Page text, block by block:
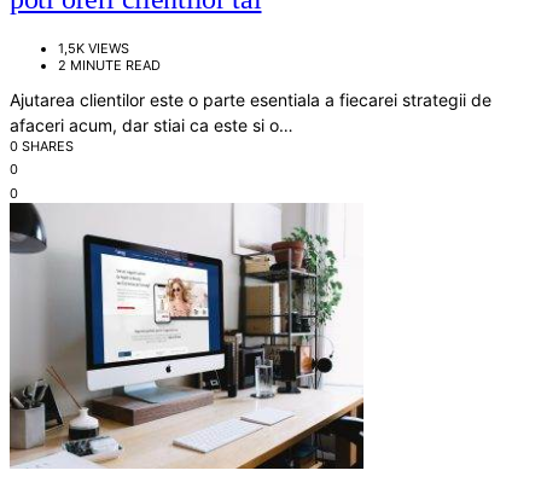
1,5K VIEWS
2 MINUTE READ
Ajutarea clientilor este o parte esentiala a fiecarei strategii de
afaceri acum, dar stiai ca este si o…
0 SHARES
0
0